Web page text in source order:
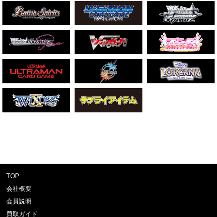
TOP
会社概要
会員説明
買取ガイド